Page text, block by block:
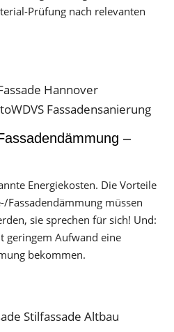
Prüfung nach relevanten
–
Energiekosten. Die Vorteile
Fassadendämmung müssen
sie sprechen für sich! Und:
geringem Aufwand eine
bekommen.